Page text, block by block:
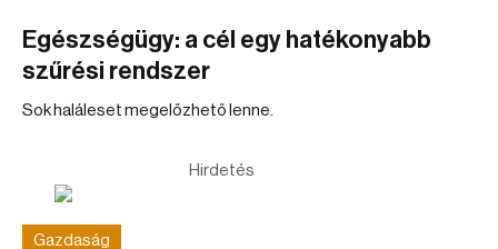
Egészségügy: a cél egy hatékonyabb
szűrési rendszer
Sok haláleset megelőzhető lenne.
Hirdetés
Gazdaság